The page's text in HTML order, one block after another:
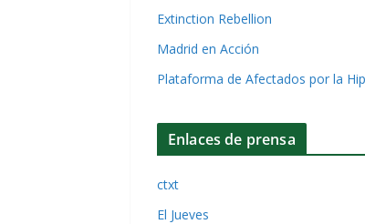
Extinction Rebellion
Madrid en Acción
Plataforma de Afectados por la
Enlaces de prensa
ctxt
El Jueves